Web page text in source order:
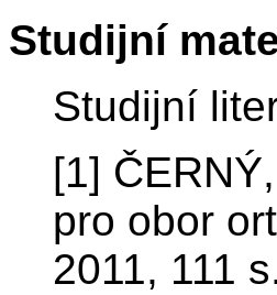
Studijní
Studijní
[1]
pro obor
2011, 111